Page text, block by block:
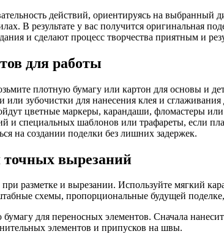
действий, ориентируясь на выбранный
В результате у вас получится оригинальная
и сделают процесс творчества приятным и
для работы
плотную бумагу или картон для основы и
зубочистки для нанесения клея и
цветные маркеры, карандаши, фломастеры или
и специальных шаблонов или трафареты, если
на создании поделки без лишних задержек.
точных вырезаний
разметке и вырезании. Используйте мягкий
схемы, пропорциональные будущей
для переносных элементов. Сначала
элементов и припусков на швы.